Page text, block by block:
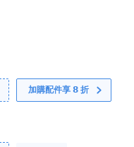
加購配件享 𝟴 折